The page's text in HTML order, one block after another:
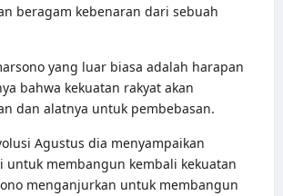
beragam kebenaran dari sebuah
yang luar biasa adalah harapan
bahwa kekuatan rakyat akan
dan alatnya untuk pembebasan.
Agustus dia menyampaikan
untuk membangun kembali kekuatan
menganjurkan untuk membangun